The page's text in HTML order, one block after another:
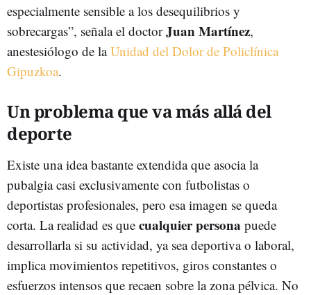
especialmente sensible a los desequilibrios y
sobrecargas”, señala el doctorJuan Martínez,
anestesiólogo de laUnidad del Dolor de Policlínica
Gipuzkoa.
Un problema que va más allá del
deporte
Existe una idea bastante extendida que asocia la
pubalgia casi exclusivamente con futbolistas o
deportistas profesionales, pero esa imagen se queda
corta. La realidad es que cualquier persona puede
desarrollarla si su actividad, ya sea deportiva o laboral,
implica movimientos repetitivos, giros constantes o
esfuerzos intensos que recaen sobre la zona pélvica. No